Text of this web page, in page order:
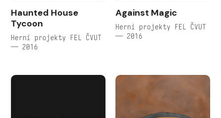
Haunted House
Tycoon
Herní projekty FEL ČVUT
— 2016
Against Magic
Herní projekty FEL ČVUT
— 2016